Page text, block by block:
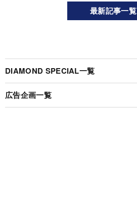
最新記事一覧
DIAMOND SPECIAL一覧
広告企画一覧